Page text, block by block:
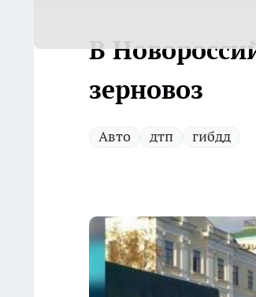
В
зерновоз
Авто дтп гибдд